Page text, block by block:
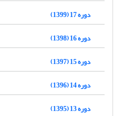
دوره 17 (1399)
دوره 16 (1398)
دوره 15 (1397)
دوره 14 (1396)
دوره 13 (1395)